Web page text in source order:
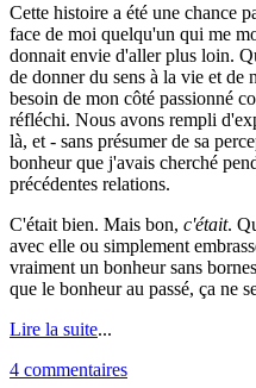
Cette histoire a été une chance
face de moi quelqu'un qui me
donnait envie d'aller plus loin.
de donner du sens à la vie et de
besoin de mon côté passionné
réfléchi. Nous avons rempli
là, et - sans présumer de sa
bonheur que j'avais cherché
précédentes relations.
C'était bien. Mais bon, c'était.
avec elle ou simplement
vraiment un bonheur sans
que le bonheur au passé, ça ne
Lire la suite...
4 commentaires